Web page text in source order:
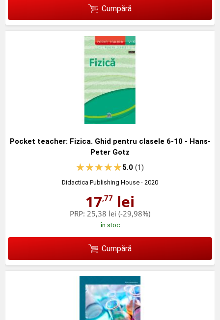
Cumpără
Pocket teacher: Fizica. Ghid pentru clasele 6-10 - Hans-
Peter Gotz
5.0(1)
Didactica Publishing House - 2020
17,77 lei
PRP: 25,38 lei (-29,98%)
în stoc
Cumpără